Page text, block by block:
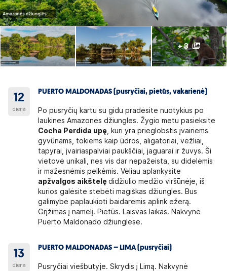
+ 3
12
diena
PUERTO MALDONADAS (pusryčiai, pietūs, vakarienė)
Po pusryčių kartu su gidu pradėsite nuotykius po
laukines Amazonės džiungles. Žygio metu pasieksite
Cocha Perdida upę , kuri yra prieglobstis įvairiems
gyvūnams, tokiems kaip ūdros, aligatoriai, vėžliai,
tapyrai, įvairiaspalviai paukščiai, jaguarai ir žuvys. Ši
vietovė unikali, nes vis dar nepažeista, su didelėmis
ir mažesnėmis pelkėmis. Vėliau aplankysite
apžvalgos aikštelędidžiulio medžio viršūnėje, iš
kurios galėsite stebėti magiškas džiungles. Bus
galimybė paplaukioti baidarėmis aplink ežerą.
Grįžimas į namelį. Pietūs. Laisvas laikas. Nakvynė
Puerto Maldonado džiunglėse.
13
diena
PUERTO MALDONADAS – LIMA (pusryčiai)
Pusryčiai viešbutyje. Skrydis į Limą. Nakvynė